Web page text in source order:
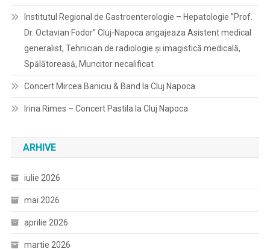
Institutul Regional de Gastroenterologie – Hepatologie ”Prof.
Dr. Octavian Fodor” Cluj-Napoca angajeaza Asistent medical
generalist, Tehnician de radiologie și imagistică medicală,
Spălătoreasă, Muncitor necalificat
Concert Mircea Baniciu & Band la Cluj Napoca
Irina Rimes – Concert Pastila la Cluj Napoca
ARHIVE
iulie 2026
mai 2026
aprilie 2026
martie 2026